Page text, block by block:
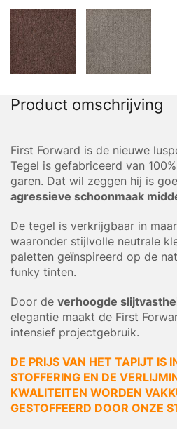
Product omschrijving
First Forward is de nieuwe
Tegel is gefabriceerd van
garen. Dat wil zeggen hij is
agressieve schoonmaak
De tegel is verkrijgbaar in
waaronder stijlvolle neutrale
paletten geïnspireerd op de
funky tinten.
Door de verhoogde
elegantie maakt de First
intensief projectgebruik.
DE PRIJS VAN HET TAPIJT IS
STOFFERING EN DE
KWALITEITEN WORDEN
GESTOFFEERD DOOR ONZE